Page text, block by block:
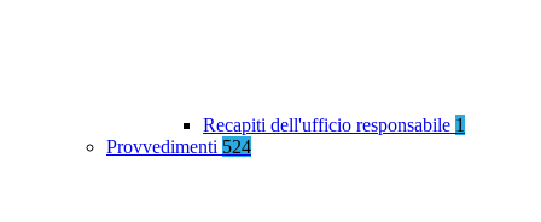
Recapiti dell'ufficio responsabile 1
Provvedimenti 524